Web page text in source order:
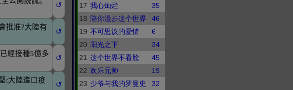
17 我心灿烂
35
18 陪你漫步这个世界
46
19 不可思议的爱情
6
20 阳光之下
34
21 这个世界不看脸
45
22 欢乐元帅
19
23 少爷与我的罗曼史
32